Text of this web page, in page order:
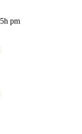
pm